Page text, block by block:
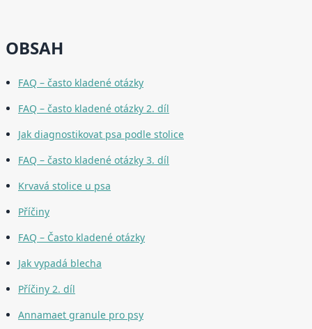
OBSAH
FAQ – často kladené otázky
FAQ – často kladené otázky 2. díl
Jak diagnostikovat psa podle stolice
FAQ – často kladené otázky 3. díl
Krvavá stolice u psa
Příčiny
FAQ – Často kladené otázky
Jak vypadá blecha
Příčiny 2. díl
Annamaet granule pro psy